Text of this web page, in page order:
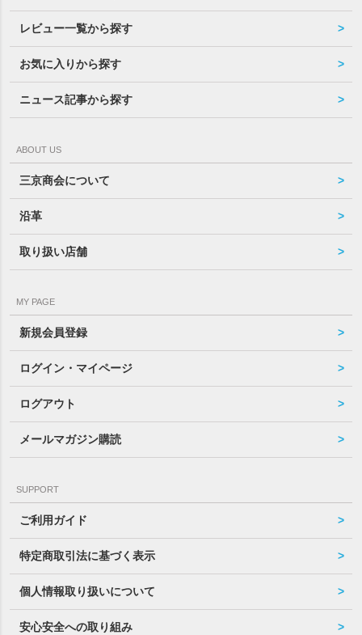
レビュー一覧から探す
お気に入りから探す
ニュース記事から探す
ABOUT US
三京商会について
沿革
取り扱い店舗
MY PAGE
新規会員登録
ログイン・マイページ
ログアウト
メールマガジン購読
SUPPORT
ご利用ガイド
特定商取引法に基づく表示
個人情報取り扱いについて
安心安全への取り組み